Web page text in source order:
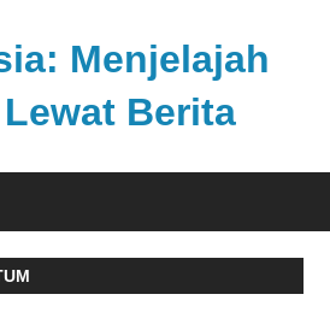
Menjelajah
Berita